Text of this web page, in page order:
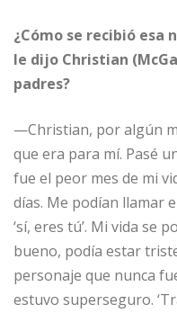
¿Cómo se recibió esa
le dijo Christian
padres?
—Christian, por algún
que era para mí. Pasé
fue el peor mes de mi
días. Me podían llamar
‘sí, eres tú’. Mi vida se
bueno, podía estar
personaje que nunca
estuvo superseguro.